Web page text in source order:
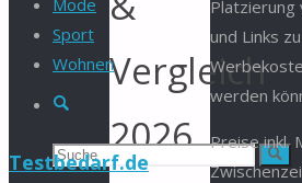
Mode
Sport
Wohnen
Suche
Suchen Suche
Testbedarf.de
Vergleich
2026
Platzierung
und Links
werden
Preise inkl.